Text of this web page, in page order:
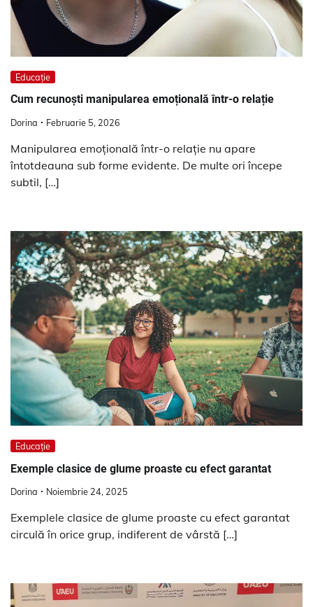
Educație
Cum recunoști manipularea emoțională într-o relație
Dorina Februarie 5, 2026
Manipularea emoțională într-o relație nu apare
întotdeauna sub forme evidente. De multe ori începe
subtil, […]
Educație
Exemple clasice de glume proaste cu efect garantat
Dorina Noiembrie 24, 2025
Exemplele clasice de glume proaste cu efect garantat
circulă în orice grup, indiferent de vârstă […]